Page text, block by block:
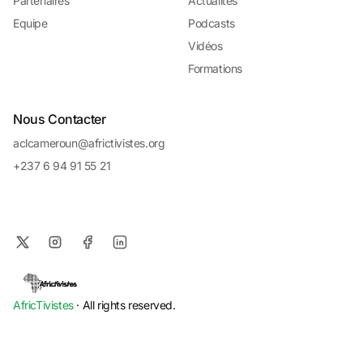
Equipe
Podcasts
Vidéos
Formations
Nous Contacter
aclcameroun@africtivistes.org
+237 6 94 91 55 21
AfricTivistes· All rights reserved.